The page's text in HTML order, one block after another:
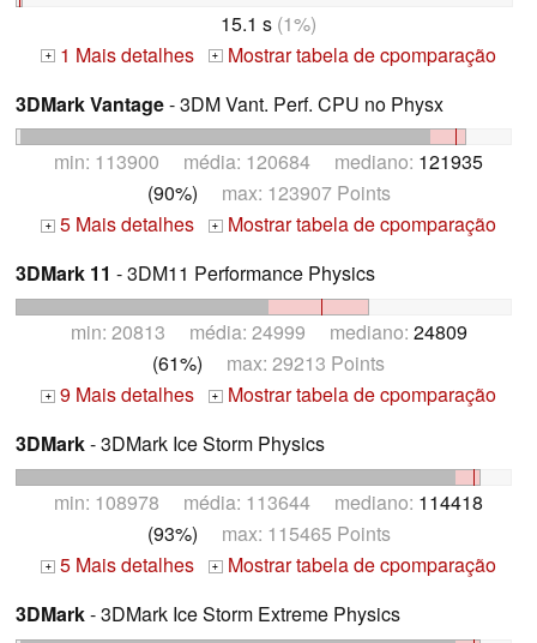
15.1 s (1%)
+ 1 Mais detalhes + Mostrar tabela de cpomparação
3DMark Vantage- 3DM Vant. Perf. CPU no Physx
min: 113900 média: 120684 mediano: 121935
(90%) max: 123907 Points
+ 5 Mais detalhes + Mostrar tabela de cpomparação
3DMark 11 - 3DM11 Performance Physics
min: 20813 média: 24999 mediano: 24809
(61%) max: 29213 Points
+ 9 Mais detalhes + Mostrar tabela de cpomparação
3DMark- 3DMark Ice Storm Physics
min: 108978 média: 113644 mediano: 114418
(93%) max: 115465 Points
+ 5 Mais detalhes + Mostrar tabela de cpomparação
3DMark- 3DMark Ice Storm Extreme Physics